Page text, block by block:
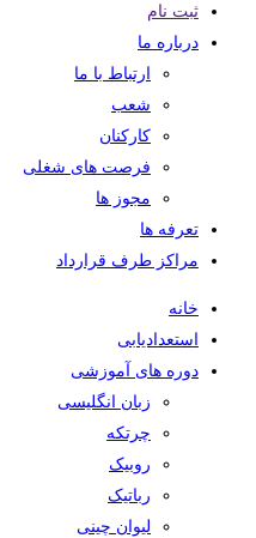
ثبت نام
درباره ما
ارتباط با ما
شعب
کارکنان
فرصت های شغلی
مجوز ها
تعرفه ها
مراکز طرف قرارداد
خانه
استعدادیابی
دوره های آموزشی
زبان انگلیسی
چرتکه
روبیک
رباتیک
لیوان چینی